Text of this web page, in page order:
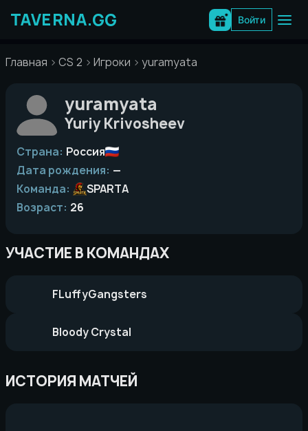
содержимому
Войти
Главная CS 2 Игроки yuramyata
yuramyata
Yuriy Krivosheev
Страна: Россия
Дата рождения: —
Команда:
SPARTA
Возраст: 26
УЧАСТИЕ В КОМАНДАХ
FLuffyGangsters
Bloody Crystal
ИСТОРИЯ МАТЧЕЙ